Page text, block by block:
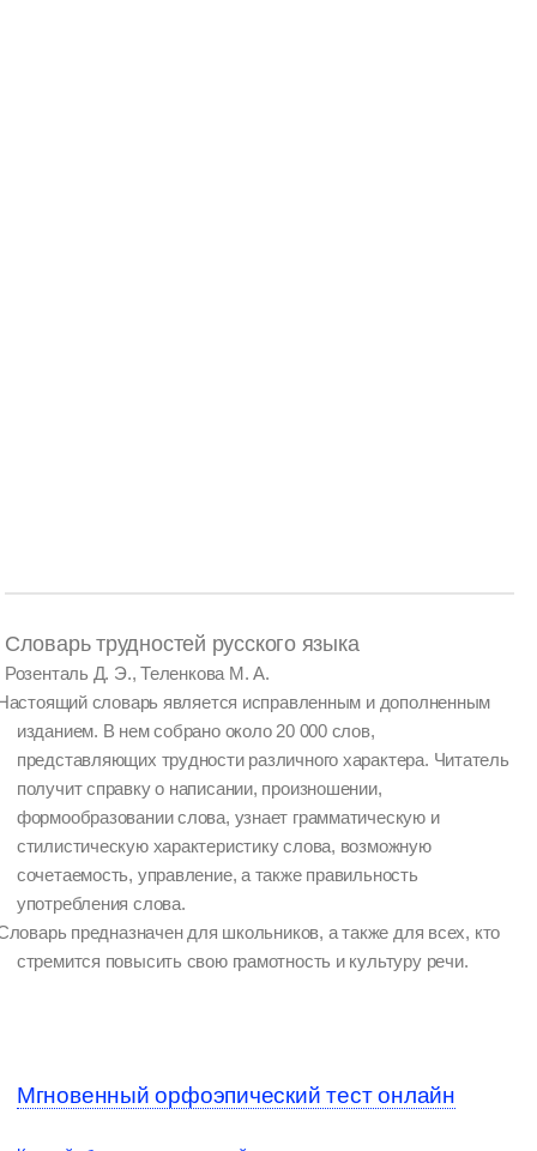
Словарь трудностей русского языка
Розенталь Д. Э., Теленкова М. А.
словарь является исправленным и дополненным
изданием. В нем собрано около 20 000 слов,
представляющих трудности различного характера. Читатель
получит справку о написании, произношении,
формообразовании слова, узнает грамматическую и
стилистическую характеристику слова, возможную
сочетаемость, управление, а также правильность
употребления слова.
предназначен для школьников, а также для всех, кто
стремится повысить свою грамотность и культуру речи.
Мгновенный орфоэпический тест онлайн